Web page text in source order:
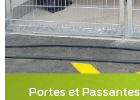
Portes et Passantes